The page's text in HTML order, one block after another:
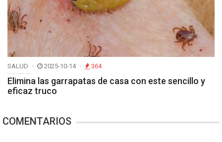
SALUD 2025-10-14 364
Elimina las garrapatas de casa con este sencillo y
eficaz truco
COMENTARIOS